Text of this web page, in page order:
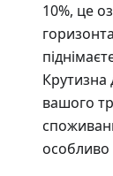
10%, це
Крутизна
вашого
особливо